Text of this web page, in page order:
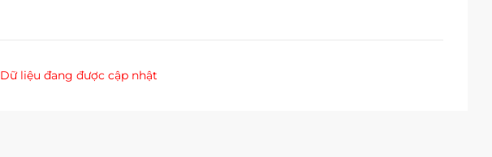
Dữ liệu đang được cập nhật